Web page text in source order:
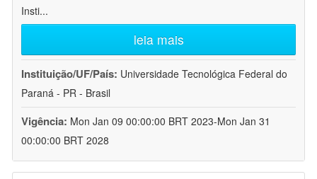
Insti...
leia mais
Instituição/UF/País: Universidade Tecnológica Federal do
Paraná - PR - Brasil
Vigência: Mon Jan 09 00:00:00 BRT 2023-Mon Jan 31
00:00:00 BRT 2028